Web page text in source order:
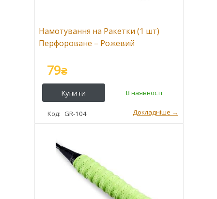
Намотування на Ракетки (1 шт)
Перфороване – Рожевий
GR-104
79₴